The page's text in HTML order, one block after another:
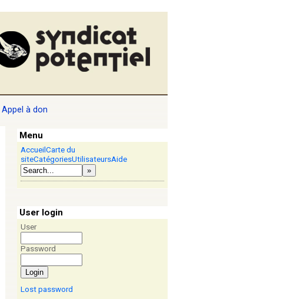
Appel à don
Menu
Accueil Carte du
siteCatégoriesUtilisateursAide
»
User login
User
Password
Login
Lost password